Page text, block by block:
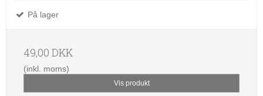
På lager
49,00 DKK
(inkl. moms)
Vis produkt